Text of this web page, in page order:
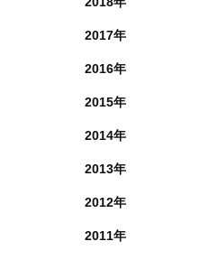
2017年
2016年
2015年
2014年
2013年
2012年
2011年